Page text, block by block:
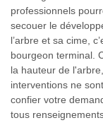
professionnels
secouer le
l’arbre et sa cime,
bourgeon terminal.
la hauteur de
interventions ne
confier votre
tous